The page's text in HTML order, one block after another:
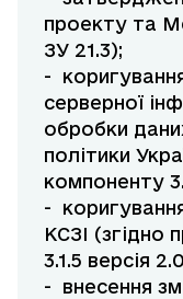
проекту та
ЗУ 21.3);
-
серверної
обробки
політики
компоненту
-
КСЗІ (згідно
3.1.5 версія
- внесення